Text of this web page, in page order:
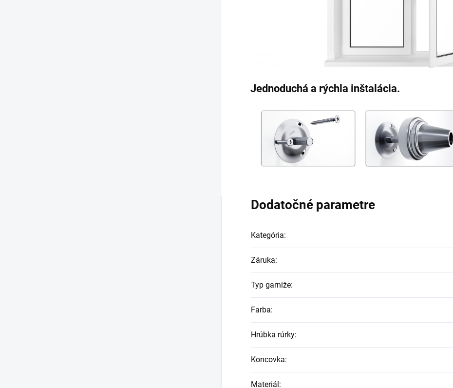
Jednoduchá a rýchla inštalácia.
Dodatočné parametre
Kategória:
Záruka:
Typ garniže:
Farba:
Hrúbka rúrky:
Koncovka:
Materiál: